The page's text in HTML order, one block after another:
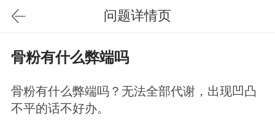
问题详情页
骨粉有什么弊端吗
骨粉有什么弊端吗？无法全部代谢，出现凹凸
不平的话不好办。